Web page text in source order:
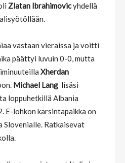
Zlatan Ibrahimovicyhdellä
vastaan vieraissa ja voitti
päättyi luvuin 0-0, mutta
Xherdan
Michael Lang lisäsi
loppuhetkillä Albania
E-lohkon karsintapaikka on
Slovenialle. Ratkaisevat